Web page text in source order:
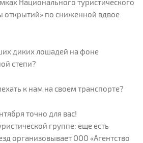
Национального туристического
открытий» по сниженной вдвое
диких лошадей на фоне
степи?
к нам на своем транспорте?
точно для вас!
группе: еще есть
организовывает ООО «Агентство